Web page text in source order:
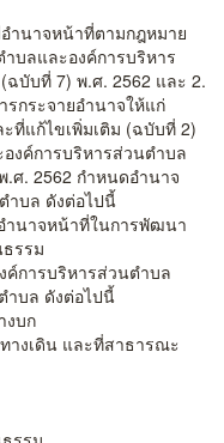
ำนาจหน้าที่ตามกฎหมาย
บลและองค์การบริหาร
บับที่ 7) พ.ศ. 2562 และ 2.
กระจายอำนาจให้แก่
ที่แก้ไขเพิ่มเติม (ฉบับที่ 2)
งค์การบริหารส่วนตำบล
.ศ. 2562 กำหนดอำนาจ
ำบล ดังต่อไปนี้
ำนาจหน้าที่ในการพัฒนา
รรม
ค์การบริหารส่วนตำบล
ำบล ดังต่อไปนี้
งบก
างเดิน และที่สาธารณะ